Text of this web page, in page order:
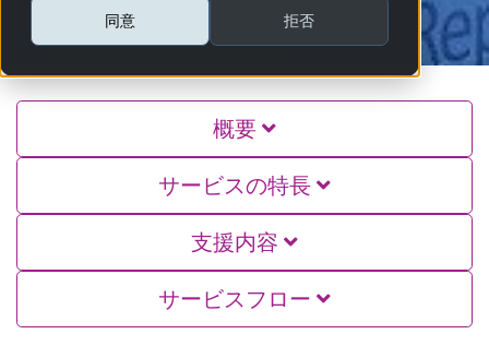
同意 拒否
概要
サービスの特長
支援内容
サービスフロー